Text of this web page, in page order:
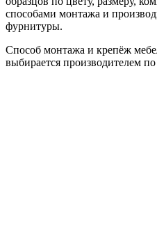
способами монтажа и
фурнитуры.
Способ монтажа и крепёж
выбирается производителем